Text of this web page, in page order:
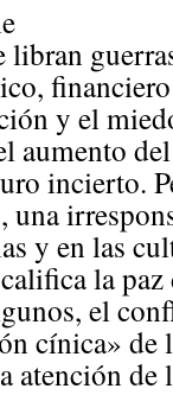
libran
y el
aumento
incierto.
una
y en las
la
el
cínica» de
atención de